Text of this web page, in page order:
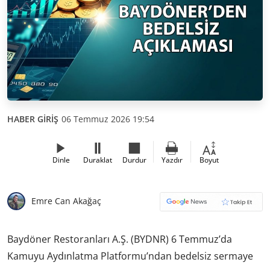
HABER GİRİŞ 06 Temmuz 2026 19:54
Dinle Duraklat Durdur Yazdır Boyut
Emre Can Akağaç
Baydöner Restoranları A.Ş. (BYDNR) 6 Temmuz’da
Kamuyu Aydınlatma Platformu’ndan bedelsiz sermaye